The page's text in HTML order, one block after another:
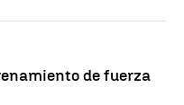
de fuerza